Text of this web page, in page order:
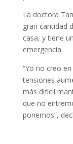
La doctora
gran cantidad
casa, y tiene
emergencia.
“Yo no creo
tensiones
más difícil
que no
ponemos”,